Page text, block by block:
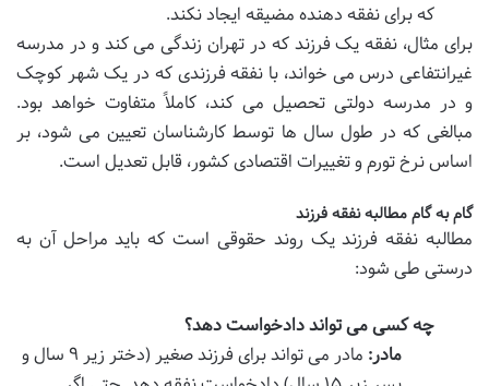
که برای نفقه دهنده مضیقه ایجاد نکند.
برای مثال، نفقه یک فرزند که در تهران زندگی می کند و در مدرسه
غیرانتفاعی درس می خواند، با نفقه فرزندی که در یک شهر کوچک
و در مدرسه دولتی تحصیل می کند، کاملاً متفاوت خواهد بود.
مبالغی که در طول سال ها توسط کارشناسان تعیین می شود، بر
اساس نرخ تورم و تغییرات اقتصادی کشور، قابل تعدیل است.
گام به گام مطالبه نفقه فرزند
مطالبه نفقه فرزند یک روند حقوقی است که باید مراحل آن به
درستی طی شود:
چه کسی می تواند دادخواست دهد؟
مادر:
مادر می تواند برای فرزند صغیر (دختر زیر ۹ سال و